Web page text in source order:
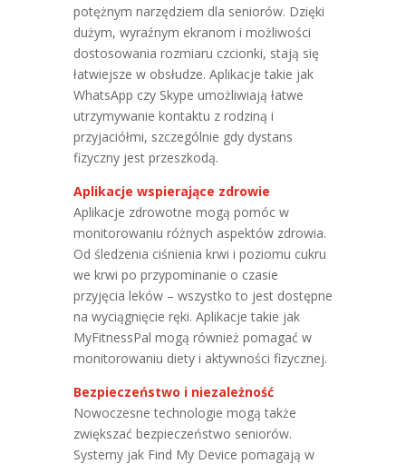
potężnym narzędziem dla seniorów. Dzięki
dużym, wyraźnym ekranom i możliwości
dostosowania rozmiaru czcionki, stają się
łatwiejsze w obsłudze. Aplikacje takie jak
WhatsApp czy Skype umożliwiają łatwe
utrzymywanie kontaktu z rodziną i
przyjaciółmi, szczególnie gdy dystans
fizyczny jest przeszkodą.
Aplikacje wspierające zdrowie
Aplikacje zdrowotne mogą pomóc w
monitorowaniu różnych aspektów zdrowia.
Od śledzenia ciśnienia krwi i poziomu cukru
we krwi po przypominanie o czasie
przyjęcia leków – wszystko to jest dostępne
na wyciągnięcie ręki. Aplikacje takie jak
MyFitnessPal mogą również pomagać w
monitorowaniu diety i aktywności fizycznej.
Bezpieczeństwo i niezależność
Nowoczesne technologie mogą także
zwiększać bezpieczeństwo seniorów.
Systemy jak Find My Device pomagają w